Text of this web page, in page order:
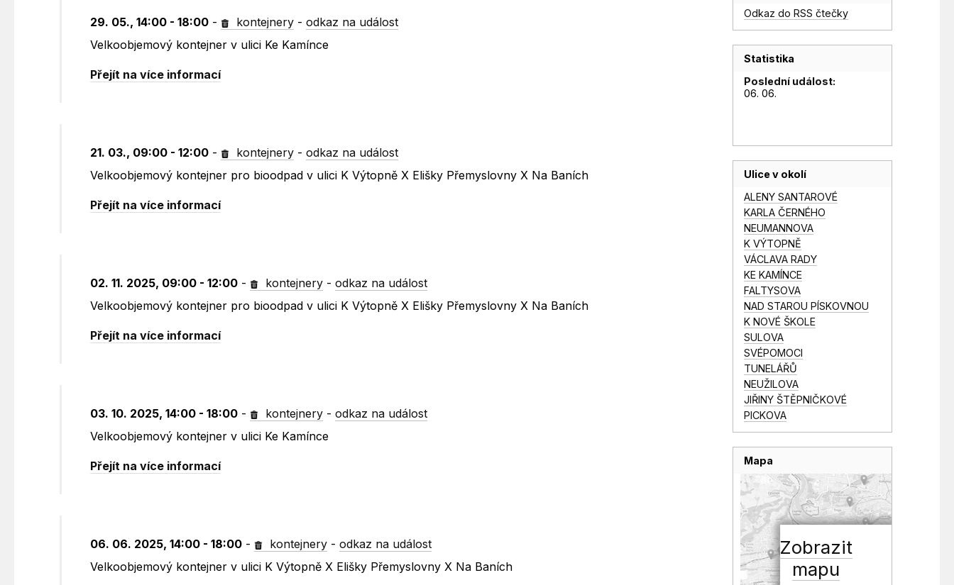
29. 05., 14:00 - 18:00 - kontejnery -odkaz na událost
Velkoobjemový kontejner v ulici Ke Kamínce
Přejít na více informací
21. 03., 09:00 - 12:00 - kontejnery -odkaz na událost
Velkoobjemový kontejner pro bioodpad v ulici K Výtopně X Elišky Přemyslovny X Na Baních
Přejít na více informací
02. 11. 2025, 09:00 - 12:00 - kontejnery -odkaz na událost
Velkoobjemový kontejner pro bioodpad v ulici K Výtopně X Elišky Přemyslovny X Na Baních
Přejít na více informací
03. 10. 2025, 14:00 - 18:00 - kontejnery -odkaz na událost
Velkoobjemový kontejner v ulici Ke Kamínce
Přejít na více informací
06. 06. 2025, 14:00 - 18:00 - kontejnery -odkaz na událost
Velkoobjemový kontejner v ulici K Výtopně X Elišky Přemyslovny X Na Baních
Odkaz do RSS čtečky
Statistika
Poslední událost:
06. 06.
Ulice v okolí
ALENY SANTAROVÉ
KARLA ČERNÉHO
NEUMANNOVA
K VÝTOPNĚ
VÁCLAVA RADY
KE KAMÍNCE
FALTYSOVA
NAD STAROU PÍSKOVNOU
K NOVÉ ŠKOLE
SULOVA
SVÉPOMOCI
TUNELÁŘŮ
NEUŽILOVA
JIŘINY ŠTĚPNIČKOVÉ
PICKOVA
Mapa
Zobrazit
mapu